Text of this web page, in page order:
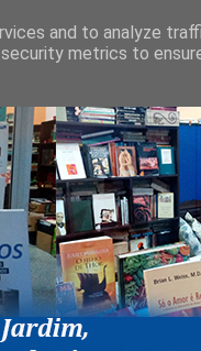
and to analyze
metrics to